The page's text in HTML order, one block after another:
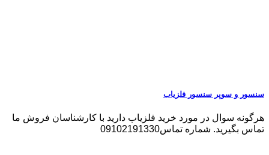
سنسور و سوپر سنسور فلزیاب
هرگونه سوال در مورد خرید فلزیاب دارید با کارشناسان فروش ما
تماس بگیرید. شماره تماس09102191330